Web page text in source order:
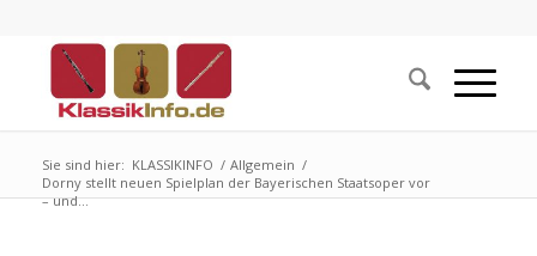
Sie sind hier: KLASSIKINFO / Allgemein /
Dorny stellt neuen Spielplan der Bayerischen Staatsoper vor
– und...